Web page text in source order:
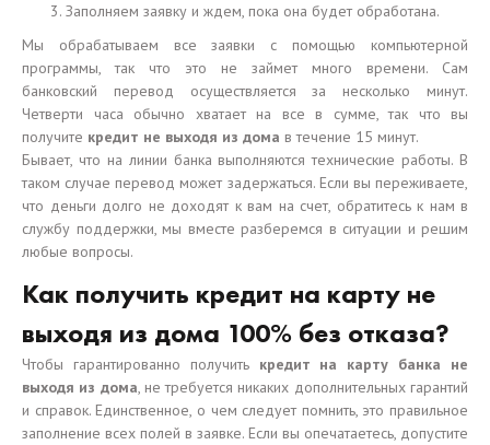
Заполняем заявку и ждем, пока она будет обработана.
Мы обрабатываем все заявки с помощью компьютерной
программы, так что это не займет много времени. Сам
банковский перевод осуществляется за несколько минут.
Четверти часа обычно хватает на все в сумме, так что вы
получите кредит не выходя из дома в течение 15 минут.
Бывает, что на линии банка выполняются технические работы. В
таком случае перевод может задержаться. Если вы переживаете,
что деньги долго не доходят к вам на счет, обратитесь к нам в
службу поддержки, мы вместе разберемся в ситуации и решим
любые вопросы.
Как получить кредит на карту не
выходя из дома 100% без отказа?
Чтобы гарантированно получить кредит на карту банка не
выходя из дома, не требуется никаких дополнительных гарантий
и справок. Единственное, о чем следует помнить, это правильное
заполнение всех полей в заявке. Если вы опечатаетесь, допустите